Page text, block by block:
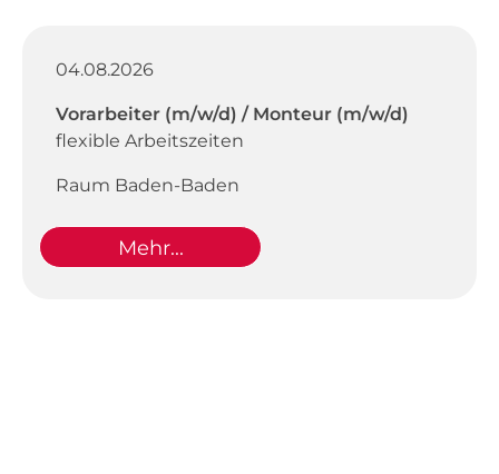
04.08.2026
Vorarbeiter (m/w/d) / Monteur (m/w/d)
flexible Arbeitszeiten
Raum Baden-Baden
Mehr...